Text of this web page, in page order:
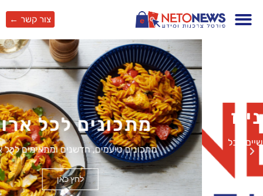
צור קשר ←
מתכונים לכל ארוע
מתכונים טיעמים, חדשנים ומתאימים לכל אחד.
לחץ כאן